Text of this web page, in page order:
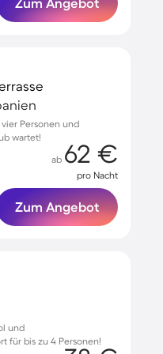
Personen und
wartet!
ab 62 €
pro Nacht
Zum Angebot
und
für bis zu 4 Personen!